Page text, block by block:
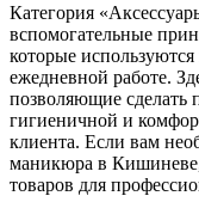
Категория
вспомогательные
которые
ежедневной работе.
позволяющие сделать
гигиеничной и
клиента. Если вам
маникюра в Кишиневе,
товаров для